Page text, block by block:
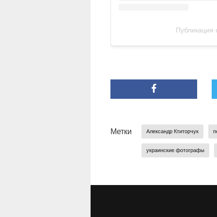
Публикация
Метки Александр Ктиторчук
украинские фотографы